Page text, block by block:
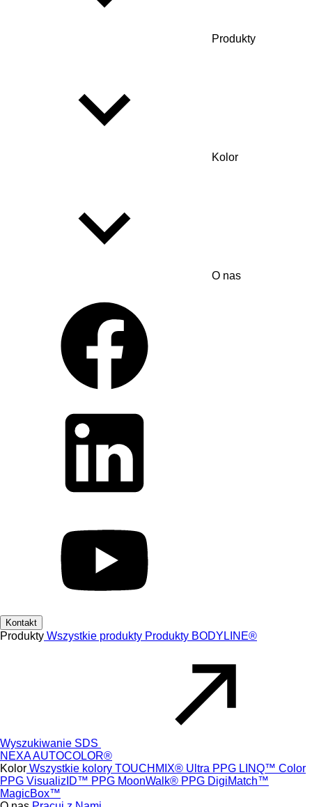
Produkty
Kolor
O nas
Kontakt
Produkty Wszystkie produkty Produkty BODYLINE®
Wyszukiwanie SDS
NEXA AUTOCOLOR®
Kolor Wszystkie kolory TOUCHMIX® Ultra PPG LINQ™ Color
PPG VisualizID™ PPG MoonWalk® PPG DigiMatch™
MagicBox™